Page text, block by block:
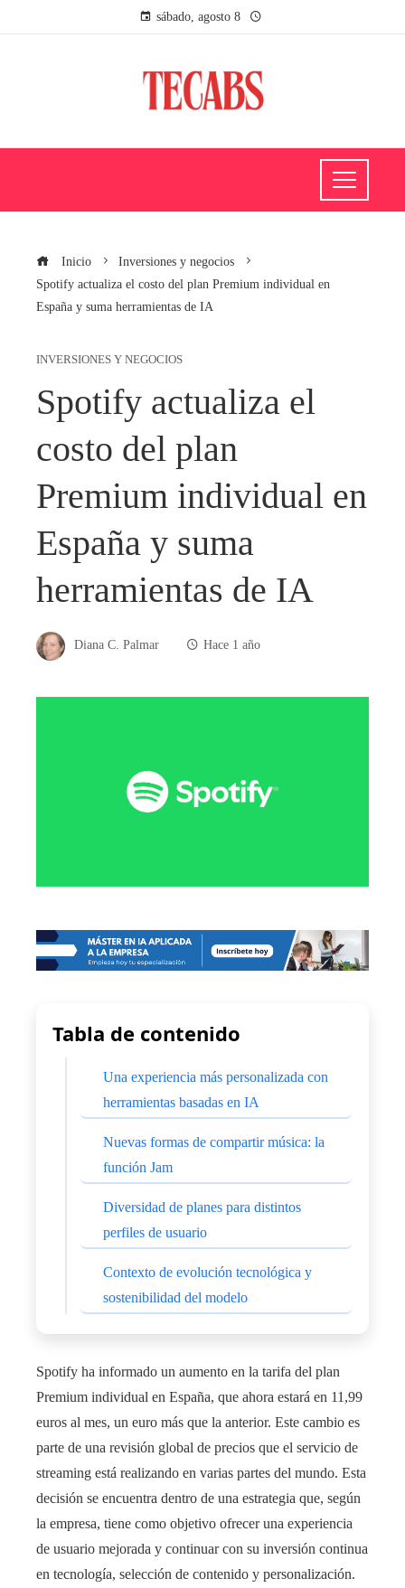
sábado, agosto 8
Inicio
Inversiones y negocios
Spotify actualiza el costo del plan Premium individual en
España y suma herramientas de IA
INVERSIONES Y NEGOCIOS
Spotify actualiza el
costo del plan
Premium individual en
España y suma
herramientas de IA
Diana C. Palmar Hace 1 año
Tabla de contenido
Una experiencia más personalizada con
herramientas basadas en IA
Nuevas formas de compartir música: la
función Jam
Diversidad de planes para distintos
perfiles de usuario
Contexto de evolución tecnológica y
sostenibilidad del modelo
Spotify ha informado un aumento en la tarifa del plan
Premium individual en España, que ahora estará en 11,99
euros al mes, un euro más que la anterior. Este cambio es
parte de una revisión global de precios que el servicio de
streaming está realizando en varias partes del mundo. Esta
decisión se encuentra dentro de una estrategia que, según
la empresa, tiene como objetivo ofrecer una experiencia
de usuario mejorada y continuar con su inversión continua
en tecnología, selección de contenido y personalización.